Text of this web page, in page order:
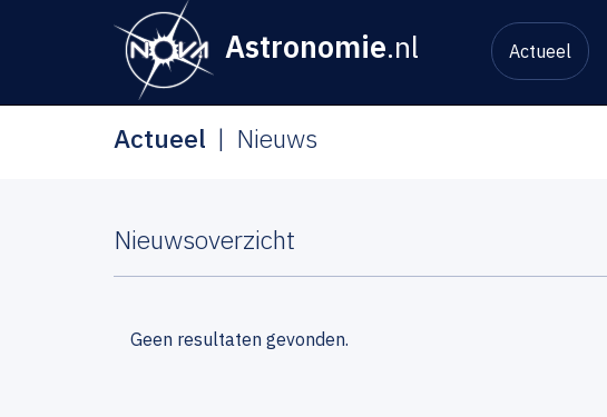
Astronomie.nl Actueel
Actueel Nieuws
Nieuwsoverzicht
Geen resultaten gevonden.